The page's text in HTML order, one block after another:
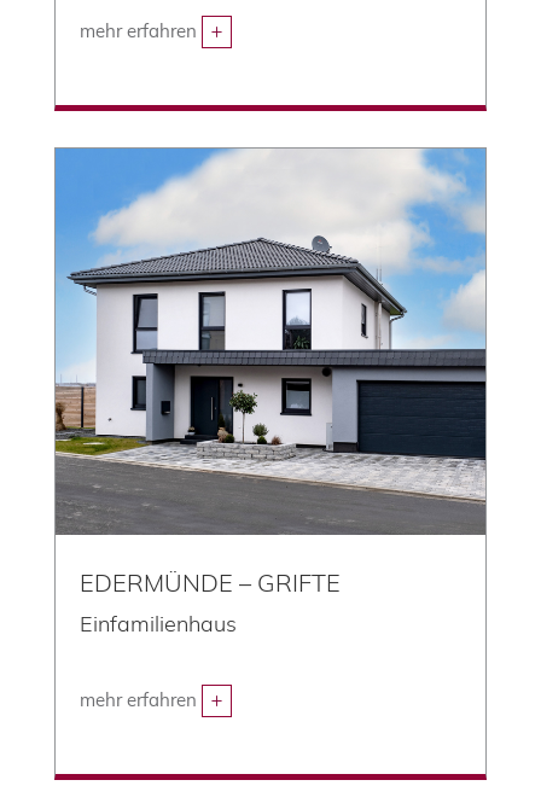
mehr erfahren
EDERMÜNDE – GRIFTE
Einfamilienhaus
mehr erfahren